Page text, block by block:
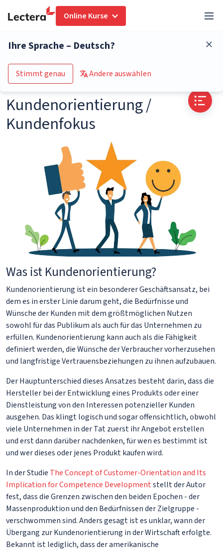
Online Kurse
Ihre Sprache – Deutsch?
Stimmt genau Andere auswählen
Zum Kurs-Katalog
Kundenorientierung /
Kundenfokus
Was ist Kundenorientierung?
Kundenorientierung ist ein besonderer Geschäftsansatz, bei
dem es in erster Linie darum geht, die Bedürfnisse und
Wünsche der Kunden mit dem größtmöglichen Nutzen
sowohl für das Publikum als auch für das Unternehmen zu
erfüllen. Kundenorientierung kann auch als die Fähigkeit
definiert werden, die Wünsche der Verbraucher vorherzusehen
und langfristige Vertrauensbeziehungen zu ihnen aufzubauen.
Der Hauptunterschied dieses Ansatzes besteht darin, dass die
Hersteller bei der Entwicklung eines Produkts oder einer
Dienstleistung von den Interessen potenzieller Kunden
ausgehen. Das klingt logisch und sogar offensichtlich, obwohl
viele Unternehmen in der Tat zuerst ihr Angebot erstellen
und erst dann darüber nachdenken, für wen es bestimmt ist
und wer dieses oder jenes Produkt kaufen wird.
In der Studie The Concept of Customer-Orientation and Its
Implication for Competence Developmentstellt der Autor
fest, dass die Grenzen zwischen den beiden Epochen - der
Massenproduktion und den Bedürfnissen der Zielgruppe -
verschwommen sind. Anders gesagt ist es unklar, wann der
Übergang zur Kundenorientierung in der Wirtschaft erfolgte.
Bekannt ist lediglich, dass der amerikanische